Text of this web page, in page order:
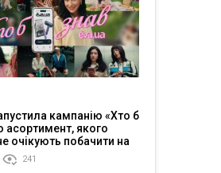
кампанію «Хто б
асортимент, якого
очікують побачити на
241